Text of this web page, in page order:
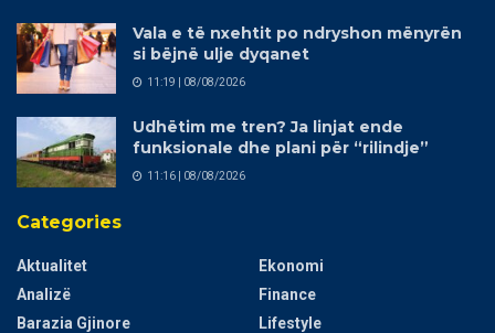
Vala e të nxehtit po ndryshon mënyrën
si bëjnë ulje dyqanet
11:19 | 08/08/2026
Udhëtim me tren? Ja linjat ende
funksionale dhe plani për “rilindje”
11:16 | 08/08/2026
Categories
Aktualitet
Analizë
Barazia Gjinore
Ekonomi
Finance
Lifestyle